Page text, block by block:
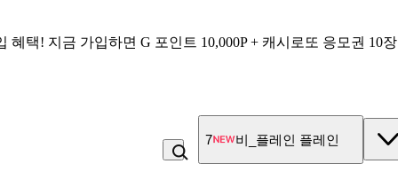
혜택! 지금 가입하면 G 포인트 10,000P + 캐시로또 응모권 10장
7 비_플레인 플레인